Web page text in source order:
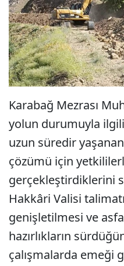
Karabağ Mezrası
yolun durumuyla ilgili
uzun süredir
çözümü için
gerçekleştirdiklerini
Hakkâri Valisi
genişletilmesi ve
hazırlıkların
çalışmalarda emeği